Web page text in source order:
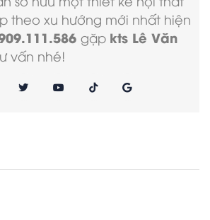
theo xu hướng mới nhất hiện
gặp kts Lê Văn
vấn nhé!